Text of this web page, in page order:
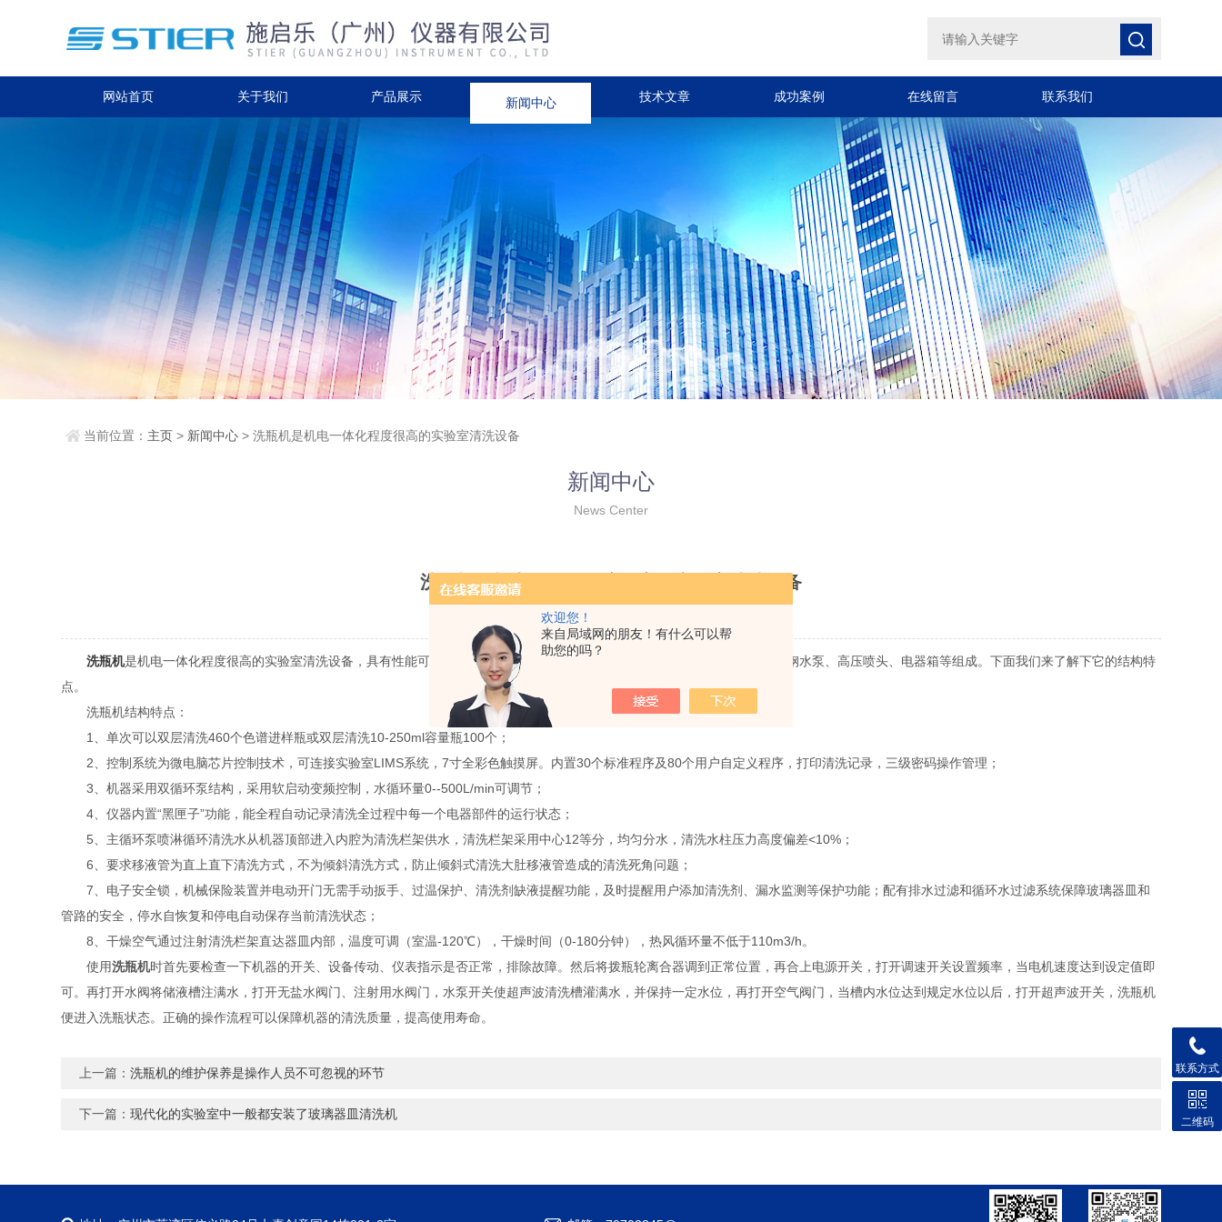
欢迎您！
来自局域网的朋友！有什么可以帮
助您的吗？
网站首页 关于我们 产品展示 新闻中心 技术文章 成功案例 在线留言 联系我们
当前位置： 主页 > 新闻中心 > 洗瓶机是机电一体化程度很高的实验室清洗设备
新闻中心
News Center
洗瓶机是机电一体化程度很高的实验室清洗设备
时间：2021-07-19 点击次数：1740
洗瓶机是机电一体化程度很高的实验室清洗设备，具有性能可靠、操作简单、清洗效果良好、工作效率高等特点，主要由不锈钢水泵、高压喷头、电器箱等组成。下面我们来了解下它的结构特
点。
洗瓶机结构特点：
1、单次可以双层清洗460个色谱进样瓶或双层清洗10-250ml容量瓶100个；
2、控制系统为微电脑芯片控制技术，可连接实验室LIMS系统，7寸全彩色触摸屏。内置30个标准程序及80个用户自定义程序，打印清洗记录，三级密码操作管理；
3、机器采用双循环泵结构，采用软启动变频控制，水循环量0--500L/min可调节；
4、仪器内置“黑匣子”功能，能全程自动记录清洗全过程中每一个电器部件的运行状态；
5、主循环泵喷淋循环清洗水从机器顶部进入内腔为清洗栏架供水，清洗栏架采用中心12等分，均匀分水，清洗水柱压力高度偏差<10%；
6、要求移液管为直上直下清洗方式，不为倾斜清洗方式，防止倾斜式清洗大肚移液管造成的清洗死角问题；
7、电子安全锁，机械保险装置并电动开门无需手动扳手、过温保护、清洗剂缺液提醒功能，及时提醒用户添加清洗剂、漏水监测等保护功能；配有排水过滤和循环水过滤系统保障玻璃器皿和
管路的安全，停水自恢复和停电自动保存当前清洗状态；
8、干燥空气通过注射清洗栏架直达器皿内部，温度可调（室温-120℃），干燥时间（0-180分钟），热风循环量不低于110m3/h。
使用洗瓶机时首先要检查一下机器的开关、设备传动、仪表指示是否正常，排除故障。然后将拨瓶轮离合器调到正常位置，再合上电源开关，打开调速开关设置频率，当电机速度达到设定值即
可。再打开水阀将储液槽注满水，打开无盐水阀门、注射用水阀门，水泵开关使超声波清洗槽灌满水，并保持一定水位，再打开空气阀门，当槽内水位达到规定水位以后，打开超声波开关，洗瓶机
便进入洗瓶状态。正确的操作流程可以保障机器的清洗质量，提高使用寿命。
上一篇：洗瓶机的维护保养是操作人员不可忽视的环节
下一篇：现代化的实验室中一般都安装了玻璃器皿清洗机
联系方式
二维码